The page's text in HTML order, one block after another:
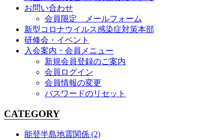
お問い合わせ
会員限定 メールフォーム
新型コロナウイルス感染症対策本部
研修会・イベント
入会案内・会員メニュー
新規会員登録のご案内
会員ログイン
会員情報の変更
パスワードのリセット
CATEGORY
能登半島地震関係 (2)